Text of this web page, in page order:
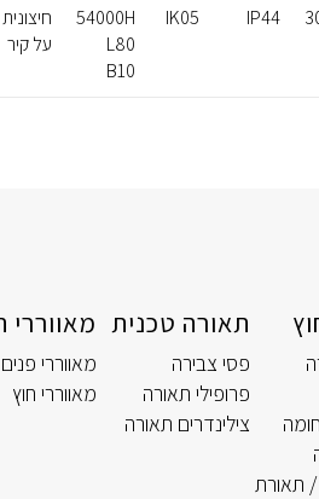
IP44
IK05
54000H
L80
B10
חיצונית
על קיר
תאורת
תאורה טכנית
פסי צבירה
פרופילי תאורה
צילינדרים תאורה
מאווררי פנים
מאווררי חוץ